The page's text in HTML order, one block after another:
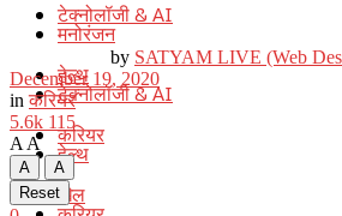
टेक्नोलॉजी & AI
हेल्थ
करियर
खेल
मनोरंजन
टेक्नोलॉजी & AI
हेल्थ
by SATYAM LIVE (Web
December 19, 2020
in करियर
5.6k 115
A A
A
A
Reset